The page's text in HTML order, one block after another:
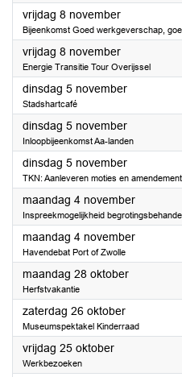
vrijdag 8 november2024
Bijeenkomst Goed werkgeverschap,
vrijdag 8 november2024
Energie Transitie Tour Overijssel
dinsdag 5 november2024
Stadshartcafé
dinsdag 5 november2024
Inloopbijeenkomst Aa-landen
dinsdag 5 november2024
TKN: Aanleveren moties en
maandag 4 november2024
Inspreekmogelijkheid
maandag 4 november2024
Havendebat Port of Zwolle
maandag 28 oktober2024
Herfstvakantie
zaterdag 26 oktober2024
Museumspektakel Kinderraad
vrijdag 25 oktober2024
Werkbezoeken